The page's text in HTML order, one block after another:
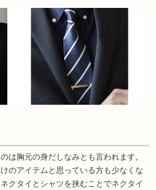
は胸元の身だしなみとも言われます。
のアイテムと思っている方も少なくな
クタイとシャツを挟むことでネクタイ